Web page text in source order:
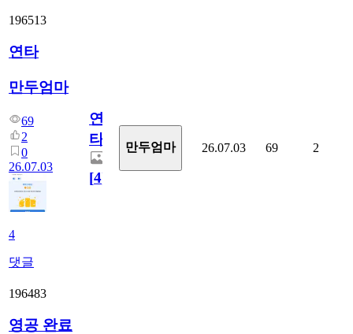
196513
연타
만두엄마
69
2
0
26.07.03
4
댓글
연
타
[4]
만두엄마 26.07.03 69 2
196483
영공 완료